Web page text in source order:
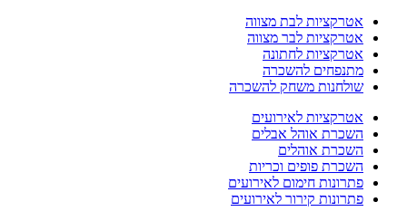
אטרקציות לבת מצווה
אטרקציות לבר מצווה
אטרקציות לחתונה
מתנפחים להשכרה
שולחנות משחק להשכרה
אטרקציות לאירועים
השכרת אוהל אבלים
השכרת אוהלים
השכרת פופים וכריות
פתרונות חימום לאירועים
פתרונות קירור לאירועים